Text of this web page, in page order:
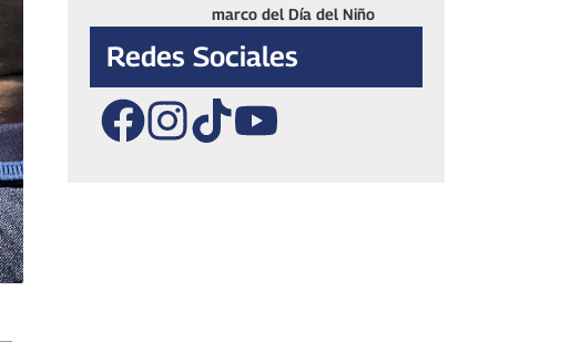
marco del Día del Niño
Redes Sociales